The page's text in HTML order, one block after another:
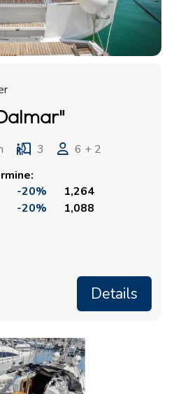
3
6 + 2
-20%
1,264
-20% 1,088
Details